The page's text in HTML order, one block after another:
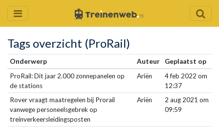
Tags overzicht (ProRail)
Onderwerp Auteur
Geplaatst op
ProRail: Dit jaar 2.000 zonnepanelen op
de stations
Ariën
4 feb 2022 om
12:37
Rover vraagt maatregelen bij Prorail
vanwege personeelsgebrek op
treinverkeersleidingsposten
Ariën
2 aug 2021 om
09:59